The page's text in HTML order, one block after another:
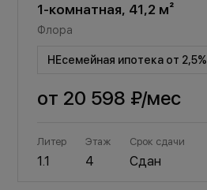
1-комнатная, 41,2 м²
Флора
НЕсемейная ипотека от 2,5%
от 20 598 ₽/мес
Литер
1.1
Этаж
4
Срок сдачи
Сдан